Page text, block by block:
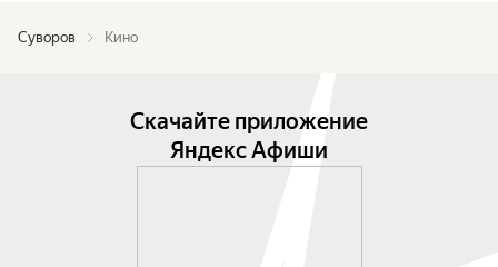
Суворов Кино
Скачайте приложение
Яндекс Афиши